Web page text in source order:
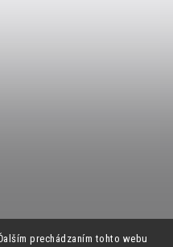
prechádzaním tohto webu